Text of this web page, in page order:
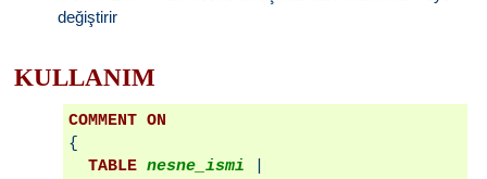
değiştirir
KULLANIM
COMMENT ON
{
TABLE nesne_ismi